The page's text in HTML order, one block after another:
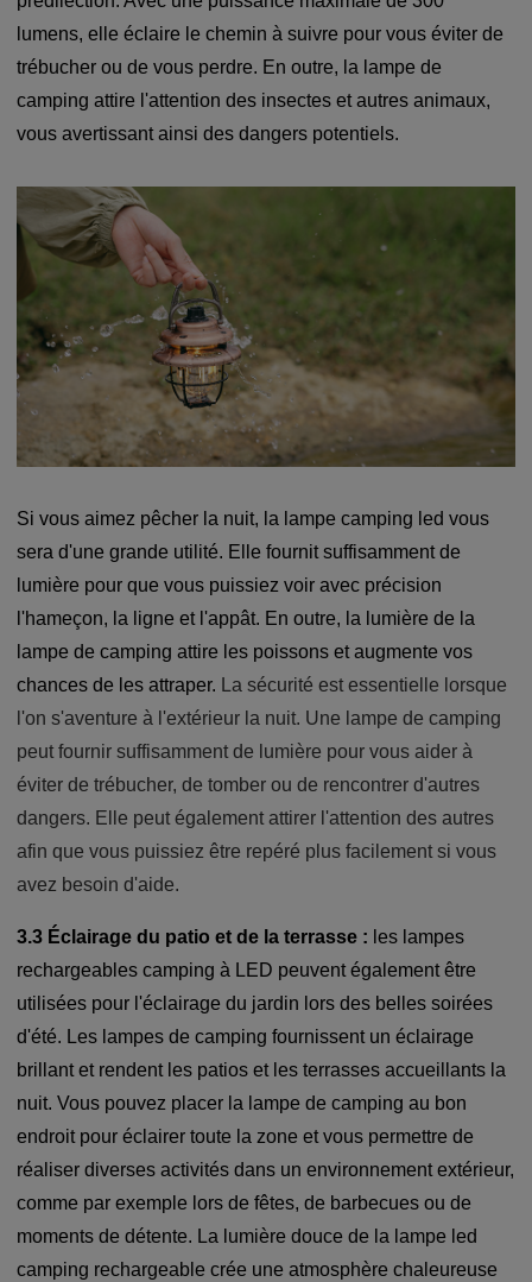
lumens, elle éclaire le chemin à suivre pour vous éviter de
trébucher ou de vous perdre. En outre, la lampe de
camping attire l'attention des insectes et autres animaux,
vous avertissant ainsi des dangers potentiels.
Si vous aimez pêcher la nuit, la lampe camping led vous
sera d'une grande utilité. Elle fournit suffisamment de
lumière pour que vous puissiez voir avec précision
l'hameçon, la ligne et l'appât. En outre, la lumière de la
lampe de camping attire les poissons et augmente vos
chances de les attraper. La sécurité est essentielle lorsque
l'on s'aventure à l'extérieur la nuit. Une lampe de camping
peut fournir suffisamment de lumière pour vous aider à
éviter de trébucher, de tomber ou de rencontrer d'autres
dangers. Elle peut également attirer l'attention des autres
afin que vous puissiez être repéré plus facilement si vous
avez besoin d'aide.
3.3 Éclairage du patio et de la terrasse : les lampes
rechargeables camping à LED peuvent également être
utilisées pour l'éclairage du jardin lors des belles soirées
d'été. Les lampes de camping fournissent un éclairage
brillant et rendent les patios et les terrasses accueillants la
nuit. Vous pouvez placer la lampe de camping au bon
endroit pour éclairer toute la zone et vous permettre de
réaliser diverses activités dans un environnement extérieur,
comme par exemple lors de fêtes, de barbecues ou de
moments de détente. La lumière douce de la lampe led
camping rechargeable crée une atmosphère chaleureuse